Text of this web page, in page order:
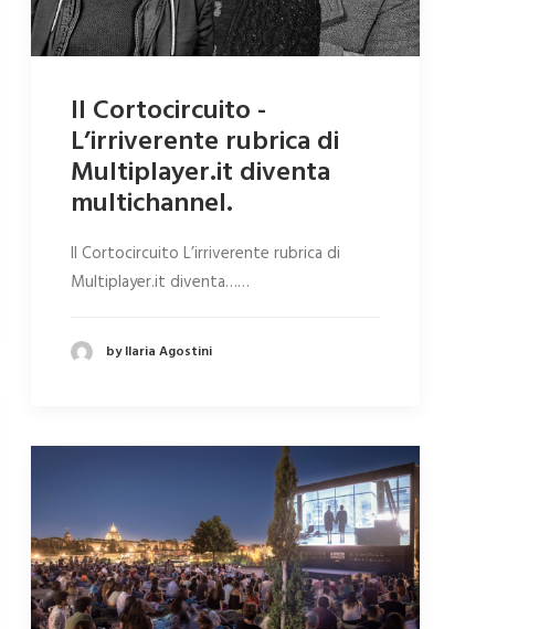
Il Cortocircuito -
L’irriverente rubrica di
Multiplayer.it diventa
multichannel.
Il Cortocircuito L’irriverente rubrica di
Multiplayer.it diventa……
by Ilaria Agostini